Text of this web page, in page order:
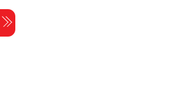
Skip
to
content